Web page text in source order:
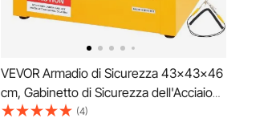
VEVOR Armadio di Sicurezza 43x43x46
cm, Gabinetto di Sicurezza dell'Acciaio
Galvanizzato, Gabinetto di Stoccaggio
(4)